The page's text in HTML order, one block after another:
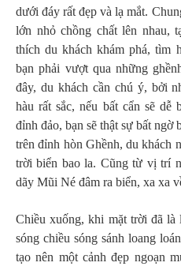
dưới đáy rất đẹp và lạ mắt.
lớn nhỏ chồng chất lên nhau,
thích du khách khám phá, tìm
bạn phải vượt qua những
đây, du khách cần chú ý, bởi
hàu rất sắc, nếu bất cẩn sẽ dễ
đỉnh đảo, bạn sẽ thật sự bất
trên đỉnh hòn Ghềnh, du khách
trời biển bao la. Cũng từ vị trí
dãy Mũi Né đâm ra biển, xa xa
Chiều xuống, khi mặt trời đã là
sóng chiều sóng sánh loang
tạo nên một cảnh đẹp ngoạn